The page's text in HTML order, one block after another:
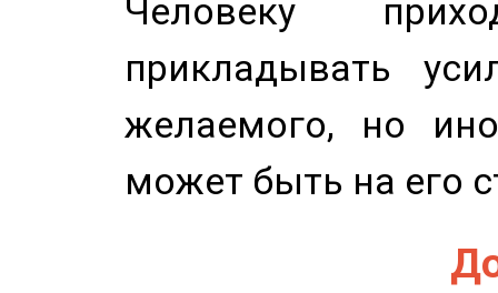
Человеку
прикладывать
желаемого, но
может быть на его